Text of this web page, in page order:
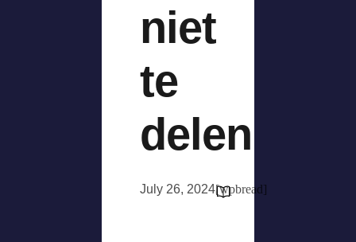
niet
te
delen
July 26, 2024[wpbread]